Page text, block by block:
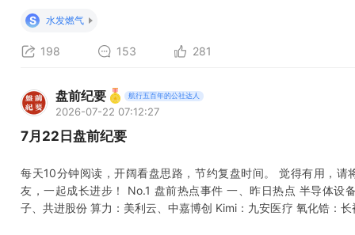
元，收于每桶83.30美元，涨幅为9.59%。 特朗普已正式通知国会
S 水发燃气
198 153 281
盘前纪要 航行五百年的公社达人
2026-07-22 07:12:27
7月22日盘前纪要
每天10分钟阅读，开阔看盘思路，节约复盘时间。 觉得有用，请
友，一起成长进步！ No.1 盘前热点事件 一、昨日热点 半导体设
子、共进股份 算力：美利云、中嘉博创 Kimi：九安医疗 氧化锆：